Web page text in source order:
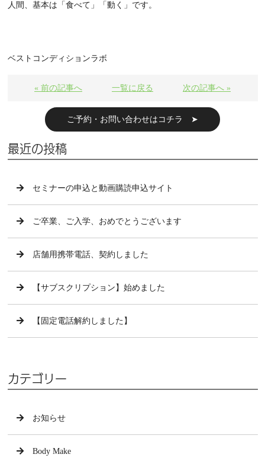
人間、基本は「食べて」「動く」です。
ベストコンディションラボ
« 前の記事へ 一覧に戻る 次の記事へ »
ご予約・お問い合わせはコチラ ➤
最近の投稿
セミナーの申込と動画購読申込サイト
ご卒業、ご入学、おめでとうございます
店舗用携帯電話、契約しました
【サブスクリプション】始めました
【固定電話解約しました】
カテゴリー
お知らせ
Body Make